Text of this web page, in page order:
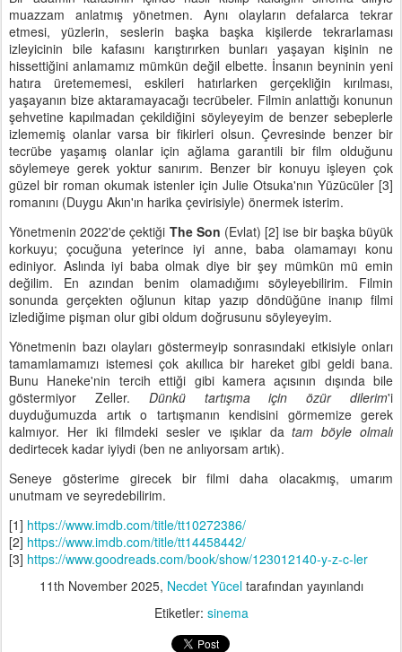
muazzam anlatmış yönetmen. Aynı olayların defalarca tekrar
etmesi, yüzlerin, seslerin başka başka kişilerde tekrarlaması
izleyicinin bile kafasını karıştırırken bunları yaşayan kişinin ne
hissettiğini anlamamız mümkün değil elbette. İnsanın beyninin yeni
hatıra üretememesi, eskileri hatırlarken gerçekliğin kırılması,
yaşayanın bize aktaramayacağı tecrübeler. Filmin anlattığı konunun
şehvetine kapılmadan çekildiğini söyleyeyim de benzer sebeplerle
izlememiş olanlar varsa bir fikirleri olsun. Çevresinde benzer bir
tecrübe yaşamış olanlar için ağlama garantili bir film olduğunu
söylemeye gerek yoktur sanırım. Benzer bir konuyu işleyen çok
güzel bir roman okumak istenler için Julie Otsuka'nın Yüzücüler [3]
romanını (Duygu Akın'ın harika çevirisiyle) önermek isterim.
Yönetmenin 2022'de çektiği The Son (Evlat) [2] ise bir başka büyük
korkuyu; çocuğuna yeterince iyi anne, baba olamamayı konu
ediniyor. Aslında iyi baba olmak diye bir şey mümkün mü emin
değilim. En azından benim olamadığımı söyleyebilirim. Filmin
sonunda gerçekten oğlunun kitap yazıp döndüğüne inanıp filmi
izlediğime pişman olur gibi oldum doğrusunu söyleyeyim.
Yönetmenin bazı olayları göstermeyip sonrasındaki etkisiyle onları
tamamlamamızı istemesi çok akıllıca bir hareket gibi geldi bana.
Bunu Haneke'nin tercih ettiği gibi kamera açısının dışında bile
göstermiyor Zeller. Dünkü tartışma için özür dilerim'i
duyduğumuzda artık o tartışmanın kendisini görmemize gerek
kalmıyor. Her iki filmdeki sesler ve ışıklar datam böyle olmalı
dedirtecek kadar iyiydi (ben ne anlıyorsam artık).
Seneye gösterime girecek bir filmi daha olacakmış, umarım
unutmam ve seyredebilirim.
[1] https://www.imdb.com/title/tt10272386/
[2] https://www.imdb.com/title/tt14458442/
[3] https://www.goodreads.com/book/show/123012140-y-z-c-ler
11th November 2025, Necdet Yüceltarafından yayınlandı
Etiketler: sinema